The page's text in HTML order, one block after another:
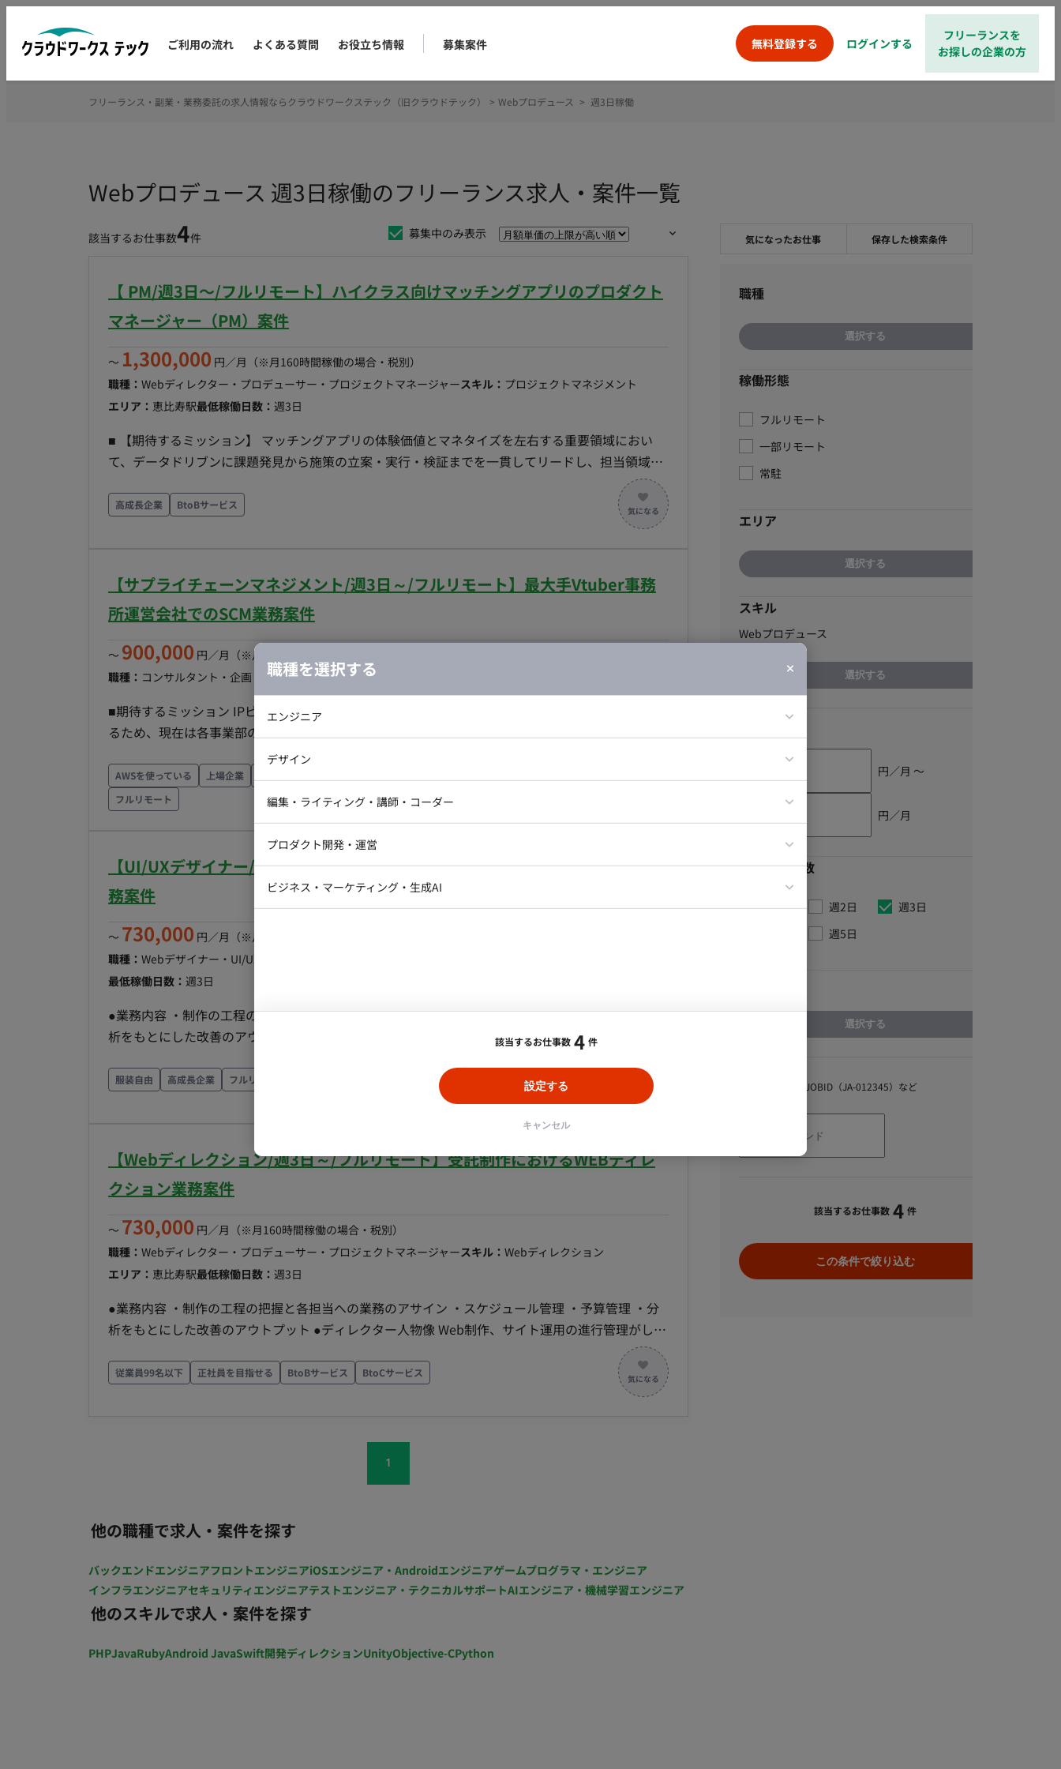
ご利用の流れ よくある質問 お役立ち情報 募集案件 無料登録する ログインする
フリーランスを
お探しの企業の方
Webプロデュース 週3日稼働のフリーランス求人・案件一覧
該当するお仕事数4件 募集中のみ表示
【 PM/週3日〜/フルリモート】ハイクラス向けマッチングアプリのプロダクト
マネージャー（PM）案件
〜 1,300,000 円／月 （※月160時間稼働の場合・税別）
職種： Webディレクター・プロデューサー・プロジェクトマネージャースキル： プロジェクトマネジメント
エリア： 恵比寿駅最低稼働日数： 週3日
■ 【期待するミッション】 マッチングアプリの体験価値とマネタイズを左右する重要領域におい
て、データドリブンに課題発見から施策の立案・実行・検証までを一貫してリードし、担当領域の
務内容・担当工程】 【戦略立案・施策の優先順位付け】 担当領域（ユーザー一覧アルゴリズム、
ン・オファー設計など、マネタイズ施策の立案と検証を行います。 【仮説検証・効果測定】 A/Bテ
スト・仮説検証の設計と実行、効果測定を行います。 【開発ディレクション・改善運用のリード】
高成長企業 BtoBサービス
【サプライチェーンマネジメント/週3日～/フルリモート】最大手Vtuber事務
所運営会社でのSCM業務案件
〜 900,000 円／月 （※月160時間稼働の場合・税別）
職種： コンサルタント・企画・セールススキル：その他
■期待するミッション IPビジネスの急成長により取引規模が拡大しています。 この勢いを加速させ
るため、現在は各事業部の強みを活かした個別発注から、全社的なシナジーを最大化する統合的な
管理体制へのアップデートという、大きな転換期を迎えています。 そこで今回、SCM部内に「商品
発注」機能を集約するチームを新設します。 この「ゼロからの仕組みづくり」から組織を率いてい
ただけるリーダー候補を募集します。 ■担当工程（業務範囲） 強い発注機能を支える正確かつ迅速
な購買オペレーション体制を確立・運用していただきます。 ・商品発注センターの構築・運用管理
：全社の商品購買機能を集約し、可視化体制を確立する ・発注権の適正な運用 ：正当な取引であ
るかを見極め、発注ルールの整備と徹底を行う ・オペレーション設計 ：発注書発行から検収、請
求照合に至る「三点一致」の業務プロセスを構築・監督する ・チームマネジメント ：メンバーの
指導・管理 ・ステークホルダー交渉 ：各事業部との「知識・目標優先度のギャップ」を埋め、全
社的なルール遵守を推進する ■働き方・コミュニケーション方法 ・完全リモート可能 ・Slackベー
スで会話、必要に応じてWebMTG実施 ・PC貸与 ・フルフレックス稼働可能 ・月110時間以上の稼
働目安
AWSを使っている 上場企業
フルリモート
【UI/UXデザイナー/週3日～/フルリモート】受託制作におけるWebデザイン業
務案件
〜 730,000 円／月 （※月160時間稼働の場合・税別）
職種： Webデザイナー・UI/UXデザイナー
最低稼働日数： 週3日
●業務内容 ・制作の工程の把握と各担当への業務のアサイン ・スケジュール管理 ・予算管理 ・分
析をもとにした改善のアウトプット ●ディレクター人物像 Web制作、サイト運用の進行管理がし
サイト全体の仕様やコンテンツ情報を網羅しプロジェクトを管理できる人材。 尚、UI/UXの理解が
ありデザインの調整が可能な方優遇。 ●勤務条件 リモート可
服装自由 高成長企業 フルリモート
【Webディレクション/週3日～/フルリモート】受託制作におけるWEBディレ
クション業務案件
〜 730,000 円／月 （※月160時間稼働の場合・税別）
職種： Webディレクター・プロデューサー・プロジェクトマネージャースキル： Webディレクション
エリア： 恵比寿駅最低稼働日数： 週3日
●業務内容 ・制作の工程の把握と各担当への業務のアサイン ・スケジュール管理 ・予算管理 ・分
析をもとにした改善のアウトプット ●ディレクター人物像 Web制作、サイト運用の進行管理がしっ
かりこなせる経験者、Webメディア運用の経験者タイプ。 CVを指標とした改善PDCA施策提案、サ
イト全体の仕様やコンテンツ情報を網羅しプロジェクトを管理できる人材。尚、UI/UXの理解があ
りデザインの調整が可能な方優遇。 ＊業務委託契約3カ月程度経過後、契約社員または正社員雇用
従業員99名以下 正社員を目指せる BtoBサービス BtoCサービス
1
他の職種で求人・案件を探す
バックエンドエンジニアフロントエンジニアiOSエンジニア・Androidエンジニアゲームプログラマ・エンジニア
インフラエンジニアセキュリティエンジニアテストエンジニア・テクニカルサポートAIエンジニア・機械学習エンジニア
他のスキルで求人・案件を探す
PHPJavaRubyAndroid JavaSwift開発ディレクションUnityObjective-CPython
気になったお仕事 保存した検索条件
職種
選択する
職種を選択する
エンジニア
インフラエンジニア
テストエンジニア・テクニカルサポート
AIエンジニア・機械学習エンジニア
デザイン
Webデザイナー・UI/UXデザイナー
ラストレーター
編集・ライティング・講師・コーダー
プロダクト開発・運営
クトマネージャー
ビジネス・マーケティング・生成AI
該当するお仕事数 4 件
設定する
キャンセル
稼働形態
フルリモート
一部リモート
常駐
エリア
選択する
スキル
Webプロデュース
選択する
円／月 〜
円／月
最低稼働日数
週1日 週2日
週3日
週5日
選択する
スキル、職種、JOBID（JA-012345）など
該当するお仕事数 4 件
この条件で絞り込む
フリーランス・副業・業務委託の求人情報ならクラウドワークステック（旧クラウドテック） > Webプロデュース > 週3日稼働